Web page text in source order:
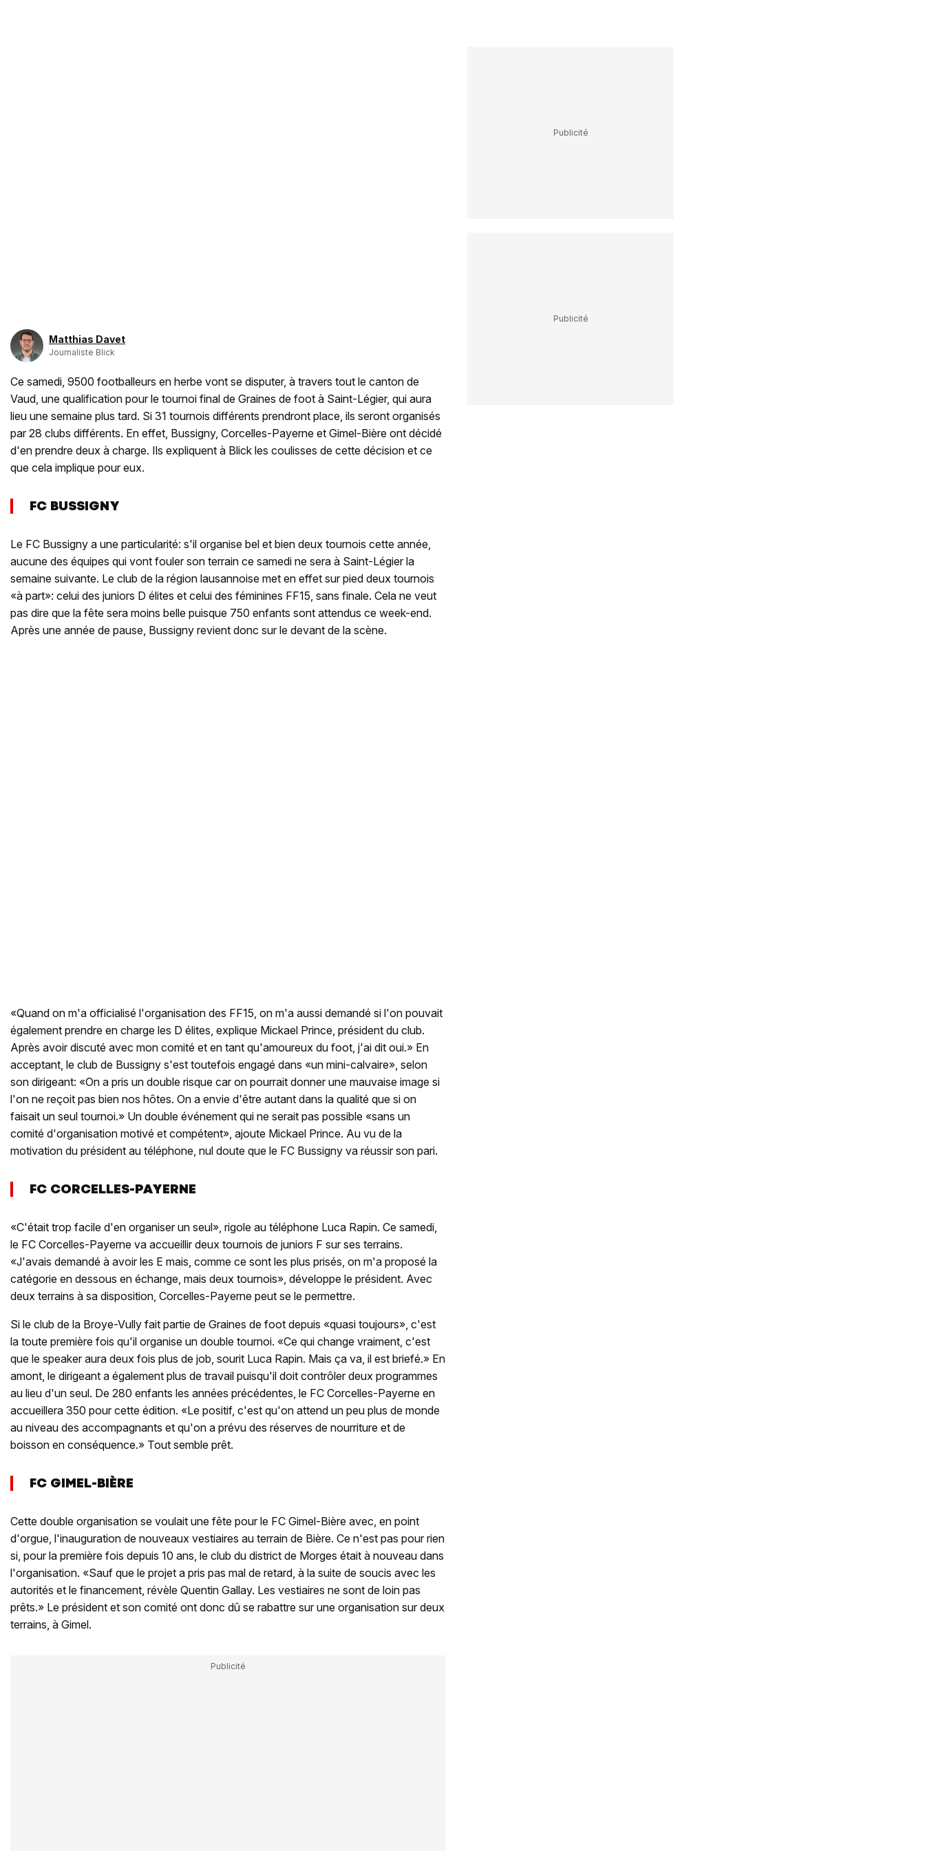
Matthias Davet
Journaliste Blick
Ce samedi, 9500 footballeurs en herbe vont se disputer, à travers tout le canton de
Vaud, une qualification pour le tournoi final de Graines de foot à Saint-Légier, qui aura
lieu une semaine plus tard. Si 31 tournois différents prendront place, ils seront organisés
par 28 clubs différents. En effet, Bussigny, Corcelles-Payerne et Gimel-Bière ont décidé
d'en prendre deux à charge. Ils expliquent à Blick les coulisses de cette décision et ce
que cela implique pour eux.
FC BUSSIGNY
Le FC Bussigny a une particularité: s'il organise bel et bien deux tournois cette année,
aucune des équipes qui vont fouler son terrain ce samedi ne sera à Saint-Légier la
semaine suivante. Le club de la région lausannoise met en effet sur pied deux tournois
«à part»: celui des juniors D élites et celui des féminines FF15, sans finale. Cela ne veut
pas dire que la fête sera moins belle puisque 750 enfants sont attendus ce week-end.
Après une année de pause, Bussigny revient donc sur le devant de la scène.
«Quand on m'a officialisé l'organisation des FF15, on m'a aussi demandé si l'on pouvait
également prendre en charge les D élites, explique Mickael Prince, président du club.
Après avoir discuté avec mon comité et en tant qu'amoureux du foot, j'ai dit oui.» En
acceptant, le club de Bussigny s'est toutefois engagé dans «un mini-calvaire», selon
son dirigeant: «On a pris un double risque car on pourrait donner une mauvaise image si
l'on ne reçoit pas bien nos hôtes. On a envie d'être autant dans la qualité que si on
faisait un seul tournoi.» Un double événement qui ne serait pas possible «sans un
comité d'organisation motivé et compétent», ajoute Mickael Prince. Au vu de la
motivation du président au téléphone, nul doute que le FC Bussigny va réussir son pari.
FC CORCELLES-PAYERNE
«C'était trop facile d'en organiser un seul», rigole au téléphone Luca Rapin. Ce samedi,
le FC Corcelles-Payerne va accueillir deux tournois de juniors F sur ses terrains.
«J'avais demandé à avoir les E mais, comme ce sont les plus prisés, on m'a proposé la
catégorie en dessous en échange, mais deux tournois», développe le président. Avec
deux terrains à sa disposition, Corcelles-Payerne peut se le permettre.
Si le club de la Broye-Vully fait partie de Graines de foot depuis «quasi toujours», c'est
la toute première fois qu'il organise un double tournoi. «Ce qui change vraiment, c'est
que le speaker aura deux fois plus de job, sourit Luca Rapin. Mais ça va, il est briefé.» En
amont, le dirigeant a également plus de travail puisqu'il doit contrôler deux programmes
au lieu d'un seul. De 280 enfants les années précédentes, le FC Corcelles-Payerne en
accueillera 350 pour cette édition. «Le positif, c'est qu'on attend un peu plus de monde
au niveau des accompagnants et qu'on a prévu des réserves de nourriture et de
boisson en conséquence.» Tout semble prêt.
FC GIMEL-BIÈRE
Cette double organisation se voulait une fête pour le FC Gimel-Bière avec, en point
d'orgue, l'inauguration de nouveaux vestiaires au terrain de Bière. Ce n'est pas pour rien
si, pour la première fois depuis 10 ans, le club du district de Morges était à nouveau dans
l'organisation. «Sauf que le projet a pris pas mal de retard, à la suite de soucis avec les
autorités et le financement, révèle Quentin Gallay. Les vestiaires ne sont de loin pas
prêts.» Le président et son comité ont donc dû se rabattre sur une organisation sur deux
terrains, à Gimel.